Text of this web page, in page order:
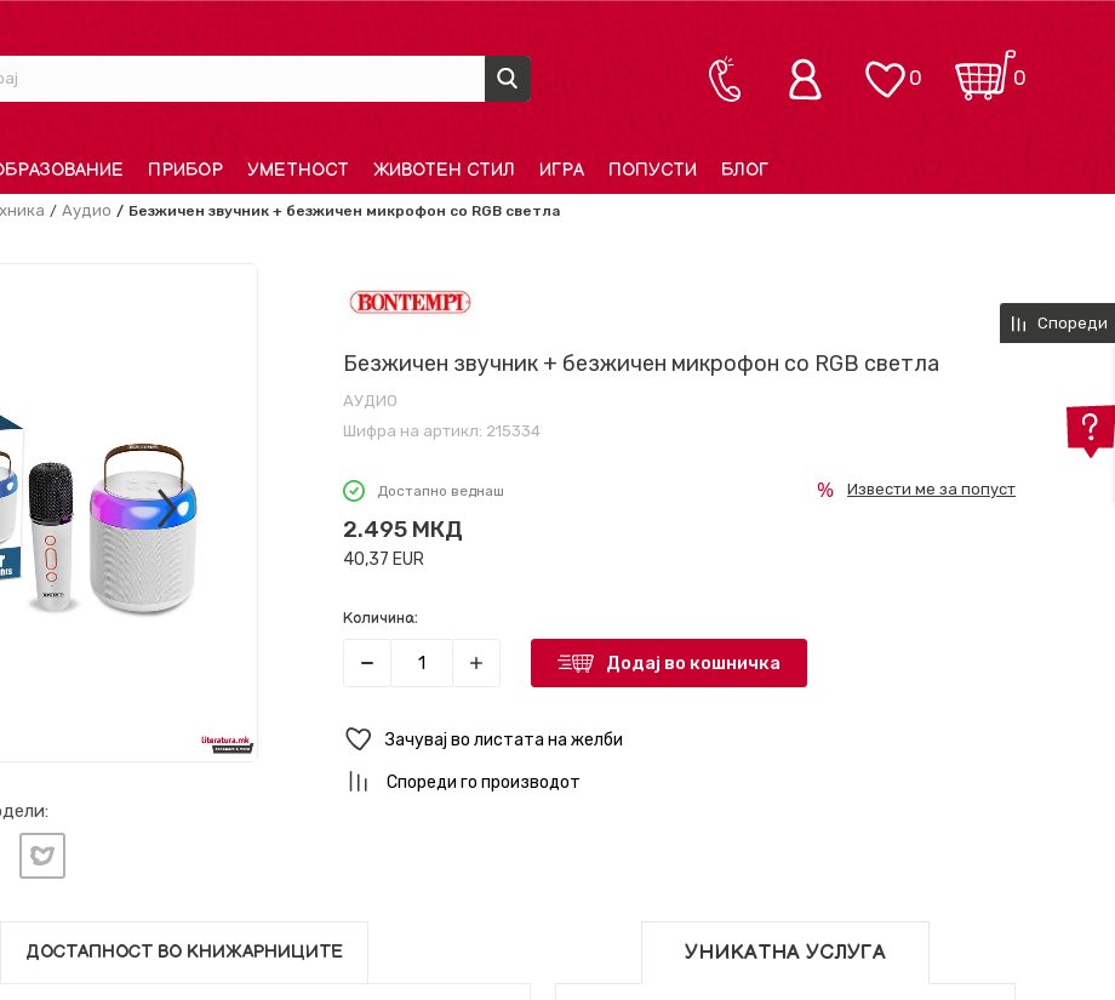
0
0
ПРИБОР УМЕТНОСТ ЖИВОТЕН СТИЛ ИГРА ПОПУСТИ БЛОГ
Аудио Безжичен звучник + безжичен микрофон со RGB светла
Безжичен звучник + безжичен микрофон со RGB светла
АУДИО
Шифра на артикл: 215334
Достапно веднаш
2.495 МКД
40,37 EUR
Извести ме за попуст
Количина:
Додај во кошничка
Зачувај во листата на желби
Спореди го производот
ДОСТАПНОСТ ВО КНИЖАРНИЦИТЕ УНИКАТНА УСЛУГА
Спореди